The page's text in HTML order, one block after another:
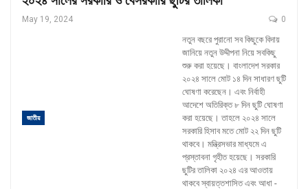
May 19, 2024 0
জাতীয়
নতুন বছরে পুরানো সব কিছুকে বিদায়
জানিয়ে নতুন উদ্দীপনা নিয়ে সবকিছু
শুরু করা হয়েছে। বাংলাদেশ সরকার
২০২৪ সালে মোট ১৪ দিন সাধারণ ছুটি
ঘোষণা করেছেন। এবং নির্বাহী
আদেশে অতিরিক্ত ৮‌ দিন ছুটি ঘোষণা
করা হয়েছে। তাহলে ২০২৪ সালে
সরকারি হিসাব মতে মোট ২২ দিন ছুটি
থাকবে। মন্ত্রিসভার মাধ্যমে এ
প্রস্তাবনা গৃহীত হয়েছে। সরকারি
ছুটির তালিকা ২০২৪ এর আওতায়
থাকবে স্বায়ত্তশাসিত এবং আধা -